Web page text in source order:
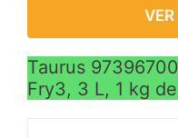
uniforme y evitar que
Taurus
Fry3, 3 L, 1 kg